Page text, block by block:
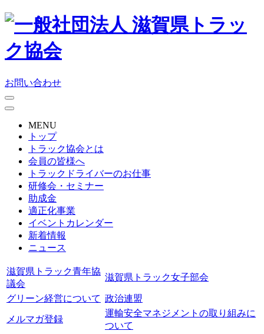
お問い合わせ
MENU
トップ
トラック協会とは
会員の皆様へ
トラックドライバーのお仕事
研修会・セミナー
助成金
適正化事業
イベントカレンダー
新着情報
ニュース
滋賀県トラック青年協
議会
滋賀県トラック女子部会
グリーン経営について 政治連盟
メルマガ登録
運輸安全マネジメントの取り組みに
ついて